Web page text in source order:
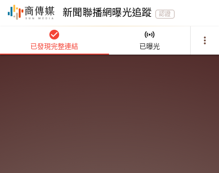
新聞聯播網曝光追蹤 認證
check_circle
已發現完整連結
sensors
已曝光 more_vert